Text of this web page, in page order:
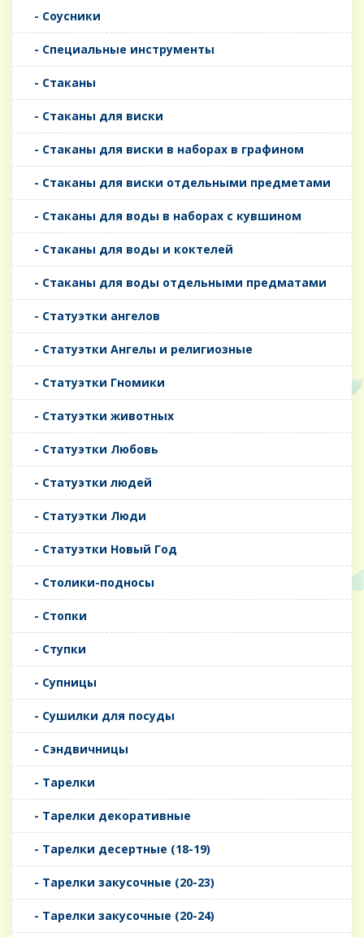
- Соусники
- Специальные инструменты
- Стаканы
- Стаканы для виски
- Стаканы для виски в наборах в графином
- Стаканы для виски отдельными предметами
- Стаканы для воды в наборах с кувшином
- Стаканы для воды и коктелей
- Стаканы для воды отдельными предматами
- Статуэтки ангелов
- Статуэтки Ангелы и религиозные
- Статуэтки Гномики
- Статуэтки животных
- Статуэтки Любовь
- Статуэтки людей
- Статуэтки Люди
- Статуэтки Новый Год
- Столики-подносы
- Стопки
- Ступки
- Супницы
- Сушилки для посуды
- Сэндвичницы
- Тарелки
- Тарелки декоративные
- Тарелки десертные (18-19)
- Тарелки закусочные (20-23)
- Тарелки закусочные (20-24)